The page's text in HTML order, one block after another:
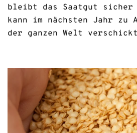
bleibt das Saatgut sicher
kann im nächsten Jahr zu
der ganzen Welt